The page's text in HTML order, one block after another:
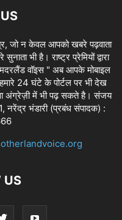
जो न केवल आपको खबरे पढ़वाता
भी है। राष्ट्र प्रेमियों द्वारा
वॉइस " अब आपके मोबाइल
24 घंटे के पोर्टल पर भी देख
अंग्रेज़ी में भी पढ़ सकते है। संजय
नरेंद्र भंडारी (प्रबंध संपादक) :
US